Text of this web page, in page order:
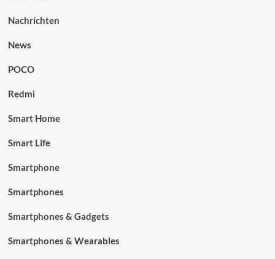
Nachrichten
News
POCO
Redmi
Smart Home
Smart Life
Smartphone
Smartphones
Smartphones & Gadgets
Smartphones & Wearables